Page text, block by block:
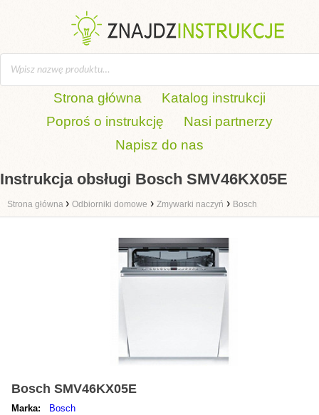
Strona główna
Katalog instrukcji
Poproś o instrukcję
Nasi partnerzy
Napisz do nas
Instrukcja obsługi Bosch SMV46KX05E
Strona główna › Odbiorniki domowe › Zmywarki naczyń › Bosch
Bosch SMV46KX05E
Marka:
Bosch